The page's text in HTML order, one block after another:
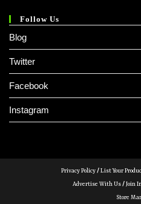
Follow Us
Blog
Twitter
Facebook
Instagram
Privacy Policy/List Your
Advertise With Us/Join
Store